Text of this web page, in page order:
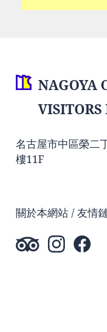
NAGOYA
VISITORS
名古屋市中區榮二
樓11F
關於本網站 友情